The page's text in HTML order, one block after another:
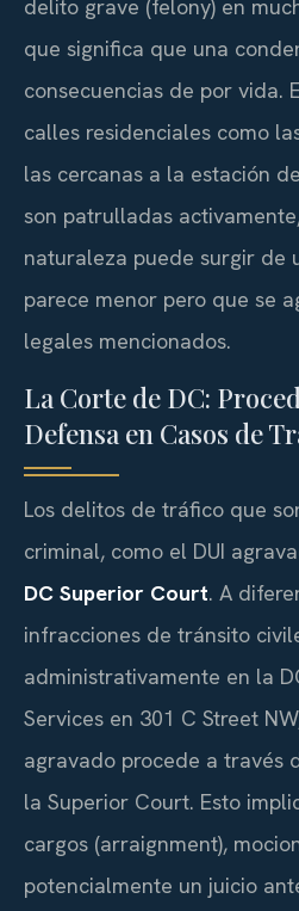
delito grave (felony) en
que significa que una
consecuencias de por vida.
calles residenciales como
las cercanas a la estación
son patrulladas
naturaleza puede surgir de
parece menor pero que se
legales mencionados.
La Corte de DC:
Defensa en Casos de
Los delitos de tráfico que
criminal, como el DUI
DC Superior Court. A
infracciones de tránsito
administrativamente en la
Services en 301 C Street
agravado procede a través
la Superior Court. Esto
cargos (arraignment),
potencialmente un juicio